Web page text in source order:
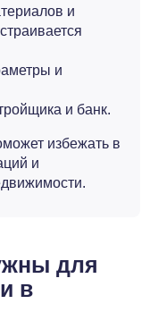
и
и
и банк.
избежать в
и
для
в